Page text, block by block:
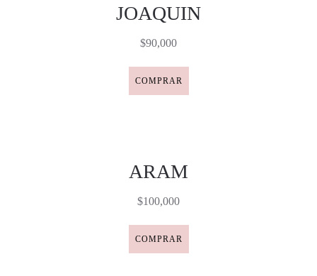
JOAQUIN
$90,000
COMPRAR
ARAM
$100,000
COMPRAR